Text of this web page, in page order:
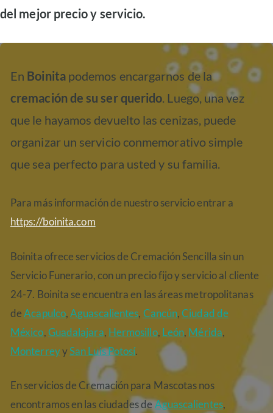
del mejor precio y servicio.
En Boinita podemos encargarnos de la
cremación de su ser querido. Luego, una vez
que le hayamos devuelto las cenizas, puede
organizar un servicio conmemorativo simple
que sea perfecto para usted y su familia.
Para más información de nuestro servicio entrar a
https://boinita.com
Boinita ofrece servicios de Cremación Sencilla sin un
Servicio Funerario, con un precio fijo y servicio al cliente
24-7. Boinita se encuentra en las áreas metropolitanas
deAcapulco,Aguascalientes, Cancún,Ciudad de
México,Guadalajara, Hermosillo, León, Mérida,
MonterreyySan Luis Potosí.
En servicios de Cremación para Mascotas nos
encontramos en las ciudades deAguascalientes,